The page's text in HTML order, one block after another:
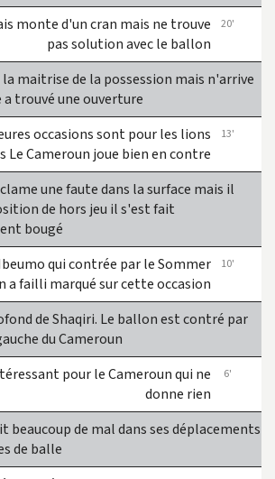
beaucoup de mal dans ses déplacements
de balle
6'
pour le Cameroun qui ne
donne rien
de Shaqiri. Le ballon est contré par
du Cameroun
10'
qui contrée par le Sommer
a failli marqué sur cette occasion
une faute dans la surface mais il
de hors jeu il s'est fait
bougé
13'
occasions sont pour les lions
Le Cameroun joue bien en contre
la maitrise de la possession mais n'arrive
a trouvé une ouverture
20'
monte d'un cran mais ne trouve
pas solution avec le ballon